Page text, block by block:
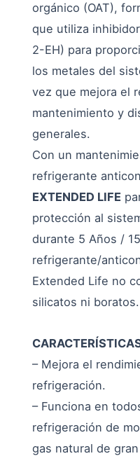
orgánico (OAT),
que utiliza
2-EH) para
los metales del
vez que mejora el
mantenimiento y
generales.
Con un
refrigerante
EXTENDED LIFE
protección al
durante 5 Años /
refrigerante/
Extended Life no
silicatos ni boratos.
– Mejora el
refrigeración.
– Funciona en
refrigeración de
gas natural de